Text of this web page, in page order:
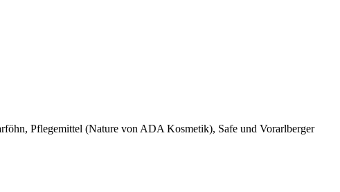
Pflegemittel (Nature von ADA Kosmetik), Safe und Vorarlberger